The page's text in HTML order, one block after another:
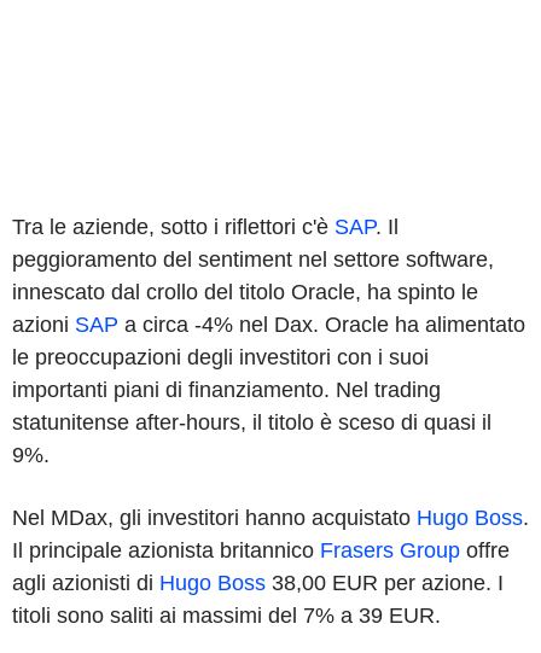
Tra le aziende, sotto i riflettori c'è SAP. Il
peggioramento del sentiment nel settore software,
innescato dal crollo del titolo Oracle, ha spinto le
azioni SAP a circa -4% nel Dax. Oracle ha alimentato
le preoccupazioni degli investitori con i suoi
importanti piani di finanziamento. Nel trading
statunitense after-hours, il titolo è sceso di quasi il
9%.
Nel MDax, gli investitori hanno acquistato Hugo Boss.
Il principale azionista britannico Frasers Group offre
agli azionisti di Hugo Boss 38,00 EUR per azione. I
titoli sono saliti ai massimi del 7% a 39 EUR.